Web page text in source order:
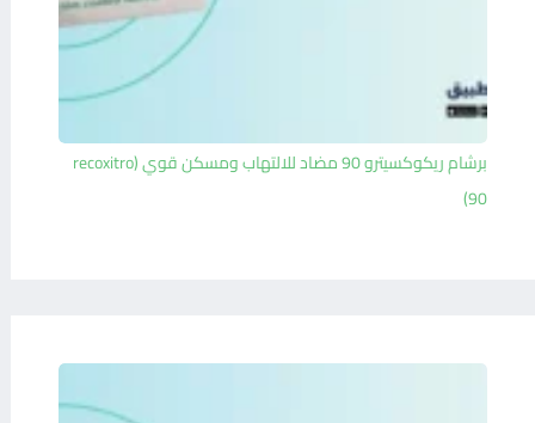
برشام ريكوكسيترو 90 مضاد للالتهاب ومسكن قوي (recoxitro
90)